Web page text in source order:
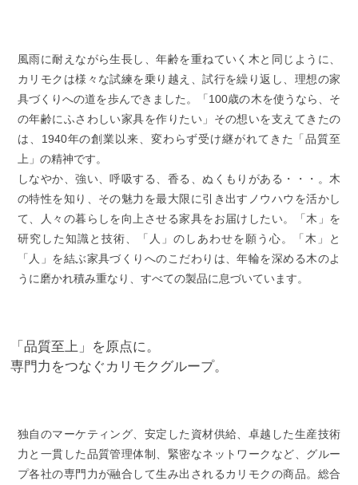
風雨に耐えながら生長し、年齢を重ねていく木と同じように、
カリモクは様々な試練を乗り越え、試行を繰り返し、理想の家
具づくりへの道を歩んできました。「100歳の木を使うなら、そ
の年齢にふさわしい家具を作りたい」その想いを支えてきたの
は、1940年の創業以来、変わらず受け継がれてきた「品質至
上」の精神です。
しなやか、強い、呼吸する、香る、ぬくもりがある・・・。木
の特性を知り、その魅力を最大限に引き出すノウハウを活かし
て、人々の暮らしを向上させる家具をお届けしたい。「木」を
研究した知識と技術、「人」のしあわせを願う心。「木」と
「人」を結ぶ家具づくりへのこだわりは、年輪を深める木のよ
うに磨かれ積み重なり、すべての製品に息づいています。
「品質至上」を原点に。
専門力をつなぐカリモクグループ。
独自のマーケティング、安定した資材供給、卓越した生産技術
力と一貫した品質管理体制、緊密なネットワークなど、グルー
プ各社の専門力が融合して生み出されるカリモクの商品。総合